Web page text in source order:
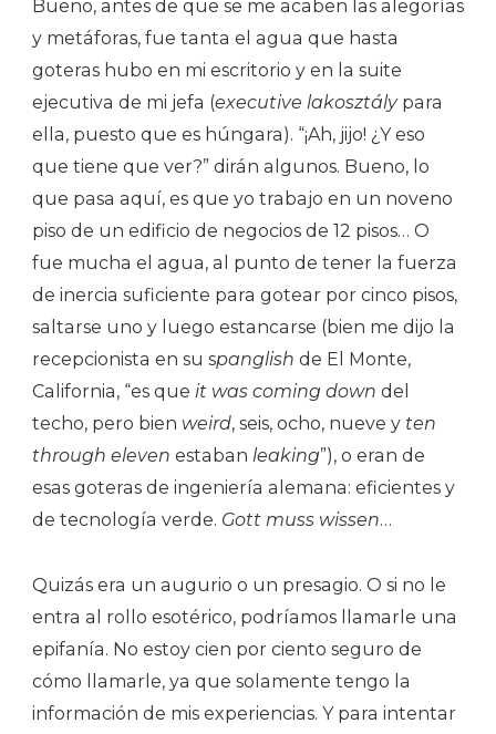
Bueno, antes de que se me acaben las alegorías
y metáforas, fue tanta el agua que hasta
goteras hubo en mi escritorio y en la suite
ejecutiva de mi jefa (executive lakosztálypara
ella, puesto que es húngara). “¡Ah, jijo! ¿Y eso
que tiene que ver?” dirán algunos. Bueno, lo
que pasa aquí, es que yo trabajo en un noveno
piso de un edificio de negocios de 12 pisos… O
fue mucha el agua, al punto de tener la fuerza
de inercia suficiente para gotear por cinco pisos,
saltarse uno y luego estancarse (bien me dijo la
recepcionista en su spanglish de El Monte,
California, “es que it was coming down del
techo, pero bien weird, seis, ocho, nueve y ten
through eleven estaban leaking”), o eran de
esas goteras de ingeniería alemana: eficientes y
de tecnología verde. Gott muss wissen…
Quizás era un augurio o un presagio. O si no le
entra al rollo esotérico, podríamos llamarle una
epifanía. No estoy cien por ciento seguro de
cómo llamarle, ya que solamente tengo la
información de mis experiencias. Y para intentar